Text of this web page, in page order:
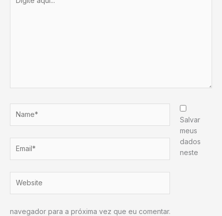
aqui...
Salvar
meus
dados
neste
navegador para a próxima vez que eu comentar.